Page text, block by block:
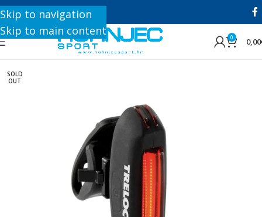
Skip to navigation
Skip to main content
+385 1 8896 200
0 0,00
SOLD
OUT